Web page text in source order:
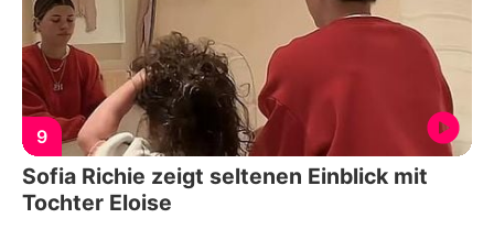
9
Sofia Richie zeigt seltenen Einblick mit
Tochter Eloise